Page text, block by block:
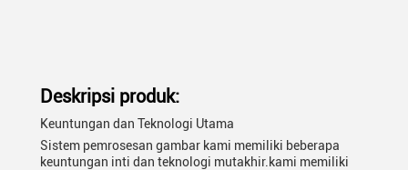
Deskripsi produk:
Keuntungan dan Teknologi Utama
Sistem pemrosesan gambar kami memiliki beberapa
keuntungan inti dan teknologi mutakhir.kami memiliki